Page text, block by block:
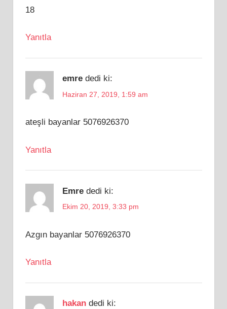
18
Yanıtla
emre dedi ki:
Haziran 27, 2019, 1:59 am
ateşli bayanlar 5076926370
Yanıtla
Emre dedi ki:
Ekim 20, 2019, 3:33 pm
Azgın bayanlar 5076926370
Yanıtla
hakan dedi ki: